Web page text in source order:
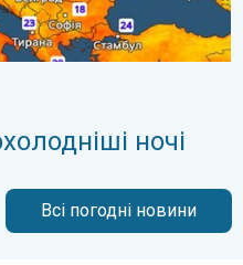
ночі
Всі погодні новини